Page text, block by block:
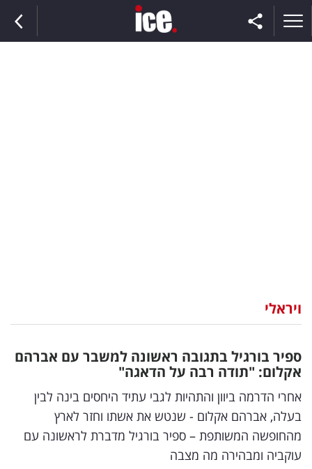
וצרכנות
דיגיטל
וטק
שיווק
ופרסום
ויראלי
ספיר בורגיל בתגובה ראשונה למשבר עם אברהם
אקלום: "תודה רבה על הדאגה"
אחרי הדרמה ביוון והתהיות לגבי עתיד היחסים בינה לבין
בעלה, אברהם אקלום - שנטש את אשתו וחזר לארץ
מהחופשה המשותפת – ספיר בורגיל מדברת לראשונה עם
עוקביה ומבהירה מה מצבה